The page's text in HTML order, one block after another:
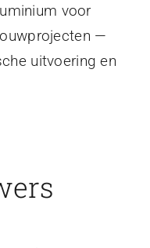
voor
—
uitvoering en